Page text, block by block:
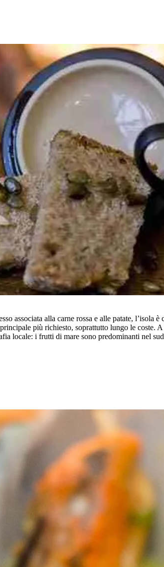
associata alla carne rossa e alle patate,
più richiesto, soprattutto lungo le coste.
locale: i frutti di mare sono predominanti nel